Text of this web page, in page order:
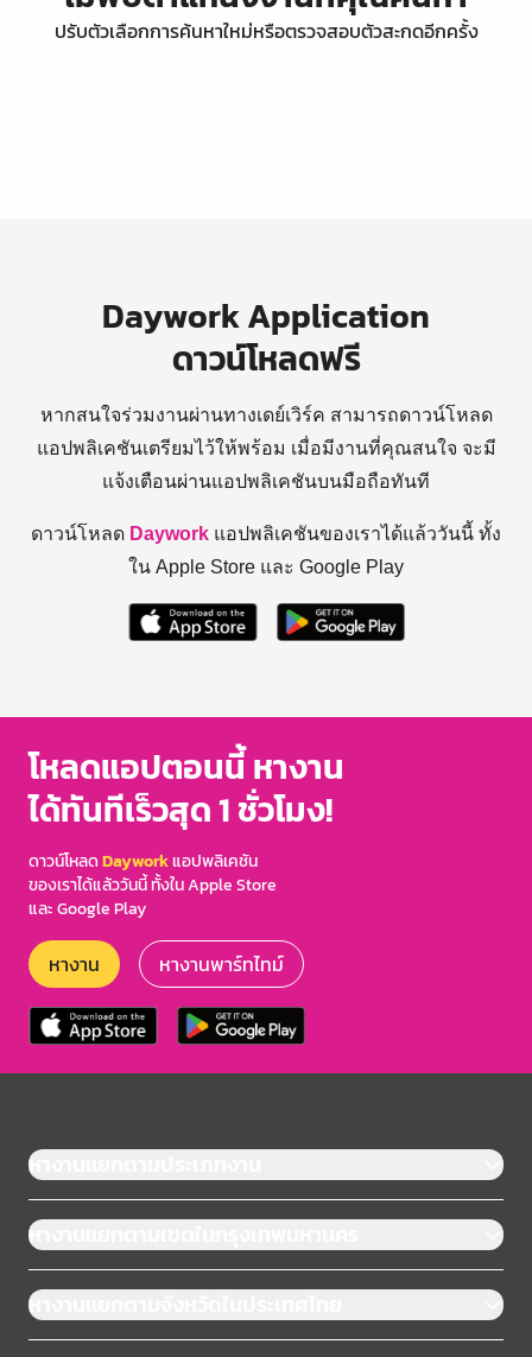
ปรับตัวเลือกการค้นหาใหม่หรือตรวจสอบตัวสะกดอีกครั้ง
Daywork Application
ดาวน์โหลดฟรี
หากสนใจร่วมงานผ่านทางเดย์เวิร์ค สามารถดาวน์โหลด
แอปพลิเคชันเตรียมไว้ให้พร้อม เมื่อมีงานที่คุณสนใจ จะมี
แจ้งเตือนผ่านแอปพลิเคชันบนมือถือทันที
ดาวน์โหลด Daywork แอปพลิเคชันของเราได้แล้ววันนี้ ทั้ง
ใน Apple Store และ Google Play
โหลดแอปตอนนี้ หางาน
ได้ทันทีเร็วสุด 1 ชั่วโมง!
ดาวน์โหลดDayworkแอปพลิเคชัน
ของเราได้แล้ววันนี้ ทั้งใน Apple Store
และ Google Play
หางาน หางานพาร์ทไทม์
หางานแยกตามประเภทงาน
หางานแยกตามเขตในกรุงเทพมหานคร
หางานแยกตามจังหวัดในประเทศไทย